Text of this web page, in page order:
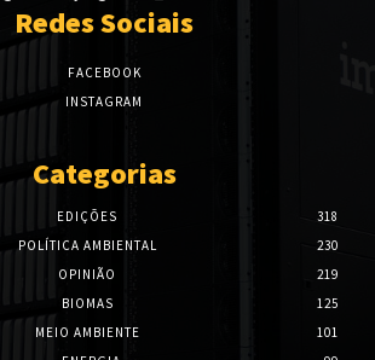
Redes Sociais
FACEBOOK
INSTAGRAM
Categorias
EDIÇÕES
318
POLÍTICA AMBIENTAL
230
OPINIÃO
219
BIOMAS
125
MEIO AMBIENTE
101